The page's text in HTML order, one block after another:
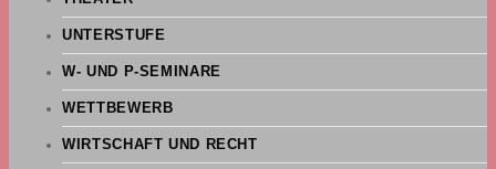
UNTERSTUFE
W- UND P-SEMINARE
WETTBEWERB
WIRTSCHAFT UND RECHT